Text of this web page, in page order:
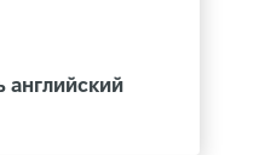
английский